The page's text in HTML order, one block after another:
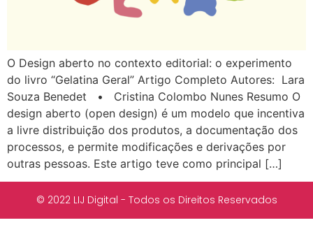
O Design aberto no contexto editorial: o experimento
do livro “Gelatina Geral” Artigo Completo Autores: Lara
Souza Benedet • Cristina Colombo Nunes Resumo O
design aberto (open design) é um modelo que incentiva
a livre distribuição dos produtos, a documentação dos
processos, e permite modificações e derivações por
outras pessoas. Este artigo teve como principal […]
© 2022 LIJ Digital - Todos os Direitos Reservados